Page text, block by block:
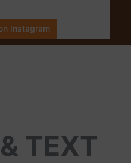
Instagram
TEXT